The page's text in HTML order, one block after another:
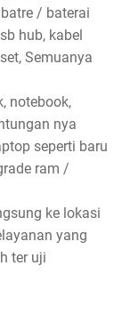
/ baterai
hub, kabel
Semuanya
notebook,
nya
seperti baru
ram /
ke lokasi
yang
ter uji